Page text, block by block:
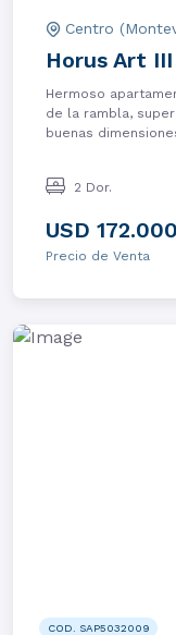
Centro
Horus Art III
Hermoso
de la rambla,
buenas
2 Dor.
USD 172.000
Precio de Venta
COD. SAP5032009